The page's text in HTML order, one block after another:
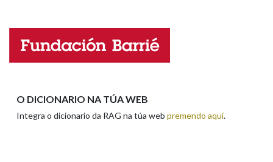
Comentario
O DICIONARIO NA TÚA WEB
Integra o dicionario da RAG na túa web premendo aquí.